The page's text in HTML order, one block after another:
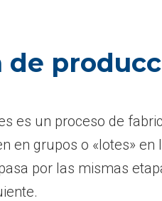
de
es un proceso de
en grupos o «lotes»
por las mismas